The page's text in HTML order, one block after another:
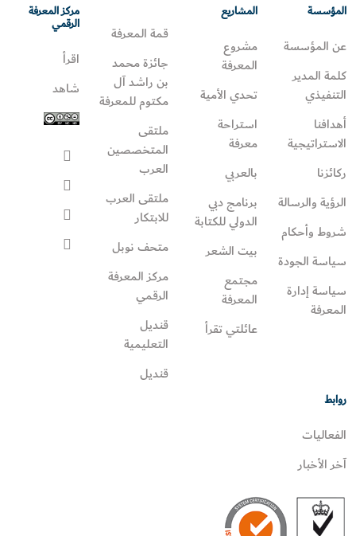
المؤسسة
عن المؤسسة
كلمة المدير
التنفيذي
أهدافنا
الاستراتيجية
ركائزنا
الرؤية والرسالة
شروط وأحكام
سياسة الجودة
سياسة إدارة
المعرفة
المشاريع
مشروع
المعرفة
تحدي الأمية
استراحة
معرفة
بالعربي
برنامج دبي
الدولي للكتابة
بيت الشعر
مجتمع
المعرفة
عائلتي تقرأ‎
قمة المعرفة
جائزة محمد
بن راشد آل
مكتوم للمعرفة
ملتقى
المتخصصين
العرب
ملتقى العرب
للابتكار
متحف نوبل
مركز المعرفة
الرقمي
قنديل
التعليمية
قنديل
مركز المعرفة
الرقمي
اقرأ
شاهد
روابط
الفعاليات
آخر الأخبار